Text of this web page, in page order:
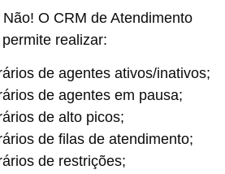
O CRM de Atendimento
realizar:
de agentes ativos/inativos;
de agentes em pausa;
de alto picos;
de filas de atendimento;
de restrições;